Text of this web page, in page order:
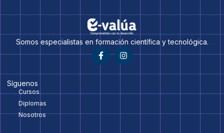
Somos especialistas en formación científica y tecnológica.
Síguenos
Cursos
Diplomas
Nosotros